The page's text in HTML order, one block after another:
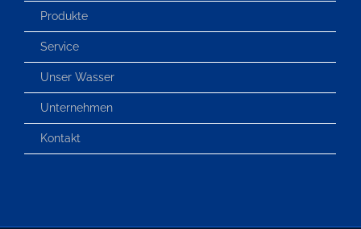
Produkte
Service
Unser Wasser
Unternehmen
Kontakt